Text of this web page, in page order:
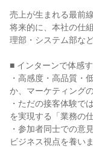
売上が生まれる最前
将来的に、本社の仕
理部・システム部な
■ インターンで体感
・高感度・高品質・
か、マーケティング
・ただの接客体験で
を実現する「業務の
・参加者同士での意
ビジネス視点を養い